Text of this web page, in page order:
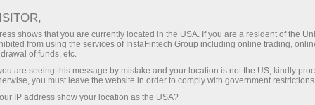
เกี่ยวกับ InstaForex
แบรนด์ InstaForex ถูกสร้างในปี 2007 และใน
ตอนนี้ก็เป็นตัวเลือกสำหรับเทรดเดอร์มากกว่า
7,000,000 คนทั่วโลก
shows that you are currently located in the USA. If you are a resident of the
from using the services of InstaFintech Group including online trading,
of funds, etc.
are seeing this message by mistake and your location is not the US, kindly
you must leave the website in order to comply with government
IP address show your location as the USA?